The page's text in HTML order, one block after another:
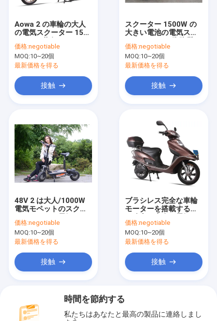
Aowa 2 の車輪の大人
の電気スクーター 150
ーを備えられた電気ス
クーターの自転車
価格:negotiable
MOQ:10~20個
最新価格を得る
接触
スクーター 1500W の
大きい電池の電気スク
タイヤの電気乗車は自
転車に乗ります
価格:negotiable
MOQ:10~20個
最新価格を得る
接触
48V 2 は大人/1000W
電気モペットのスクー
ーターを動かします
価格:negotiable
MOQ:10~20個
最新価格を得る
接触
ブラシレス完全な車輪
モーターを搭載する道
クーターを離れて 14"
価格:negotiable
MOQ:10~20個
最新価格を得る
接触
時間を節約する
私たちはあなたと最高の製品に連絡しまし